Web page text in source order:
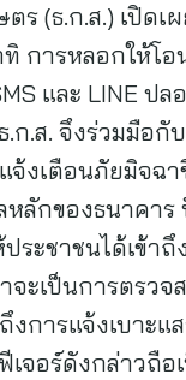
ร (ธ.ก.ส.) เปิด
การหลอกให้โอ
และ LINE ปล
.ก.ส. จึงร่วมมือ
งเตือนภัยมิจฉา
หลักของธนาคา
ะชาชนได้เข้าถึ
จะเป็นการตรว
การแจ้งเบาะแ
เจอร์ดังกล่าวถื